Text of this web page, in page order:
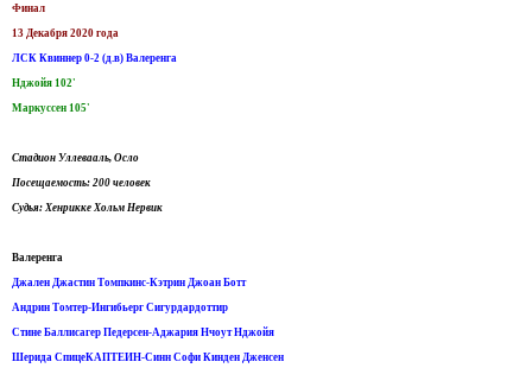
Финал
13 Декабря 2020 года
ЛСК Квиннер 0-2 (д.в) Валеренга
Нджойя 102'
Маркуссен 105'
Стадион Уллевааль, Осло
Посещаемость: 200 человек
Судья: Хенрикке Хольм Нервик
Валеренга
Джален Джастин Томпкинс-Кэтрин Джоан Ботт
Андрин Томтер-Ингибьерг Сигурдардоттир
Стине Баллисагер Педерсен-Аджария Нчоут Нджойя
Шерида СпицеКАПТЕИН-Синн Софи Кинден Дженсен